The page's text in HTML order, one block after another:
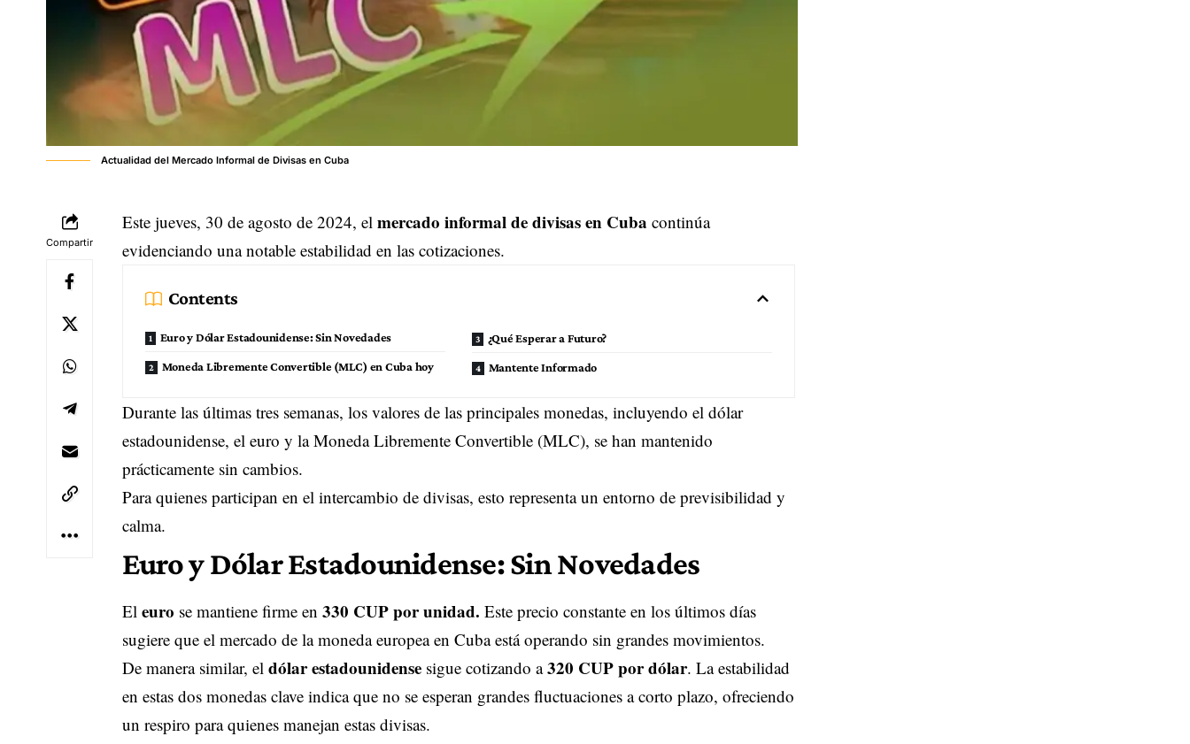
Actualidad del Mercado Informal de Divisas en Cuba
Compartir
Este jueves, 30 de agosto de 2024, el mercado informal de divisas en Cuba continúa
evidenciando una notable estabilidad en las cotizaciones.
Contents
Euro y Dólar Estadounidense: Sin Novedades
Moneda Libremente Convertible (MLC) en Cuba hoy
¿Qué Esperar a Futuro?
Mantente Informado
Durante las últimas tres semanas, los valores de las principales monedas, incluyendo el dólar
estadounidense, el euro y la Moneda Libremente Convertible (MLC), se han mantenido
prácticamente sin cambios.
Para quienes participan en el intercambio de divisas, esto representa un entorno de previsibilidad y
calma.
Euro y Dólar Estadounidense: Sin Novedades
El euro se mantiene firme en 330 CUP por unidad. Este precio constante en los últimos días
sugiere que el mercado de la moneda europea en Cuba está operando sin grandes movimientos.
De manera similar, el dólar estadounidensesigue cotizando a320 CUP por dólar. La estabilidad
en estas dos monedas clave indica que no se esperan grandes fluctuaciones a corto plazo, ofreciendo
un respiro para quienes manejan estas divisas.